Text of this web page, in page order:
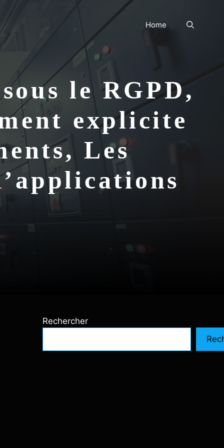
Home
le RGPD,
explicite
Les
Rechercher